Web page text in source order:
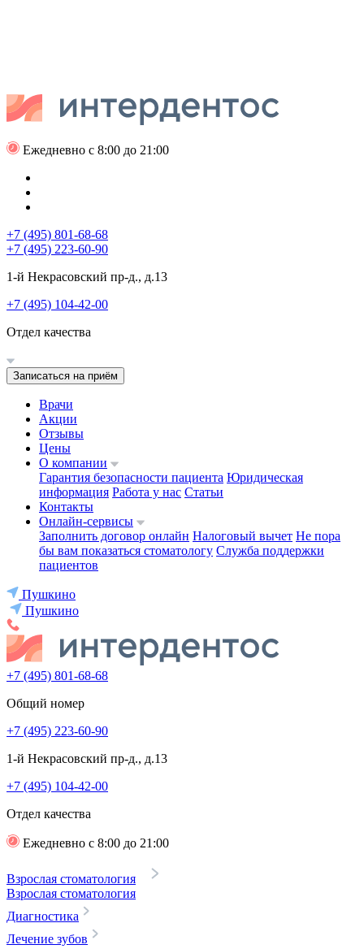
Ежедневно с 8:00 до 21:00
+7 (495) 801-68-68
+7 (495) 223-60-90
1-й Некрасовский пр-д., д.13
+7 (495) 104-42-00
Отдел качества
Записаться на приём
Врачи
Акции
Отзывы
Цены
О компании
Гарантия безопасности пациента Юридическая
информация Работа у нас Статьи
Контакты
Онлайн-сервисы
Заполнить договор онлайн Налоговый вычет Не пора
бы вам показаться стоматологу Служба поддержки
пациентов
Пушкино
Пушкино
+7 (495) 801-68-68
Общий номер
+7 (495) 223-60-90
1-й Некрасовский пр-д., д.13
+7 (495) 104-42-00
Отдел качества
Ежедневно с 8:00 до 21:00
Взрослая стоматология
Взрослая стоматология
Диагностика
Лечение зубов